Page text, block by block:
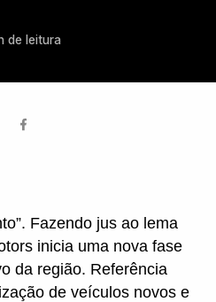
de leitura
Fazendo jus ao lema
inicia uma nova fase
da região. Referência
de veículos novos e